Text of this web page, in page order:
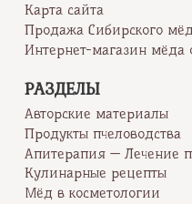
Карта сайта
Продажа Сибирского
Интернет-магазин мёда
РАЗДЕЛЫ
Авторские материалы
Продукты пчеловодства
Апитерапия — Лечение
Кулинарные рецепты
Мёд в косметологии